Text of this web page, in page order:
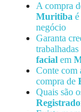
A compra
Muritiba
negócio
Garanta
facial em
Conte com
compra de
Quais são